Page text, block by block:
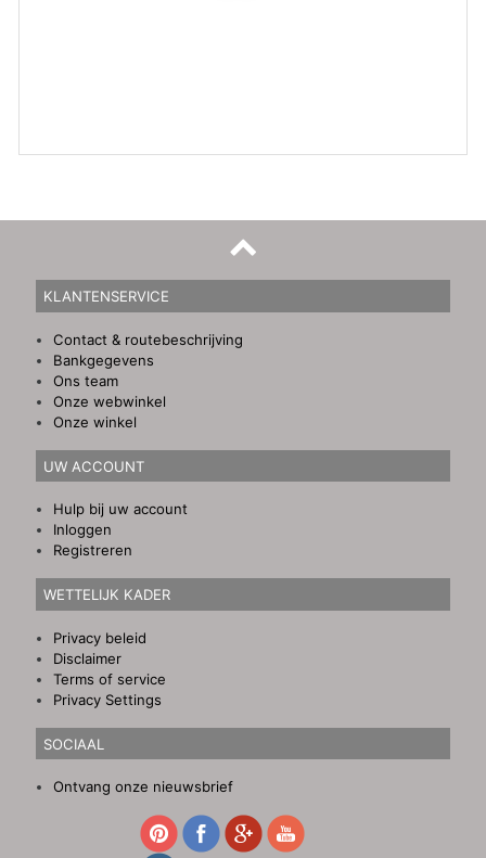
KLANTENSERVICE
Contact & routebeschrijving
Bankgegevens
Ons team
Onze webwinkel
Onze winkel
UW ACCOUNT
Hulp bij uw account
Inloggen
Registreren
WETTELIJK KADER
Privacy beleid
Disclaimer
Terms of service
Privacy Settings
SOCIAAL
Ontvang onze nieuwsbrief